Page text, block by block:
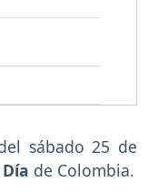
sábado 25 de
de Colombia.